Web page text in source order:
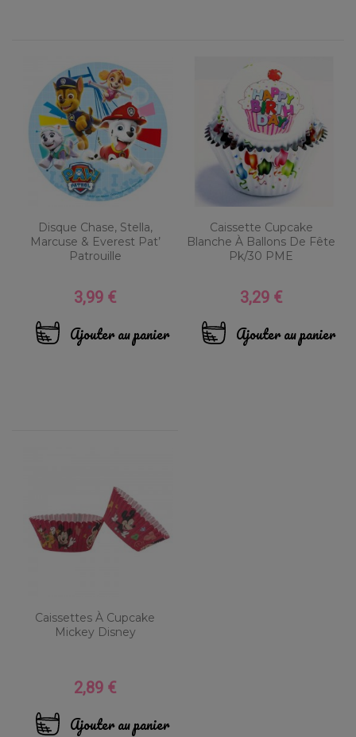
Disque Chase, Stella,
Marcuse & Everest Pat’
Patrouille
Prix
3,99 €
Ajouter au panier
Caissette Cupcake
Blanche À Ballons De Fête
Pk/30 PME
Prix
3,29 €
Ajouter au panier
Caissettes À Cupcake
Mickey Disney
Prix
2,89 €
Ajouter au panier